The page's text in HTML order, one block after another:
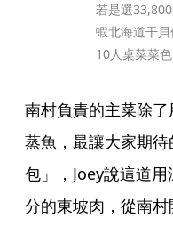
若是選
蝦北海道干
10人桌菜菜色
南村負責的主菜除
蒸魚，最讓大家期
包」，Joey說這道
分的東坡肉，從南